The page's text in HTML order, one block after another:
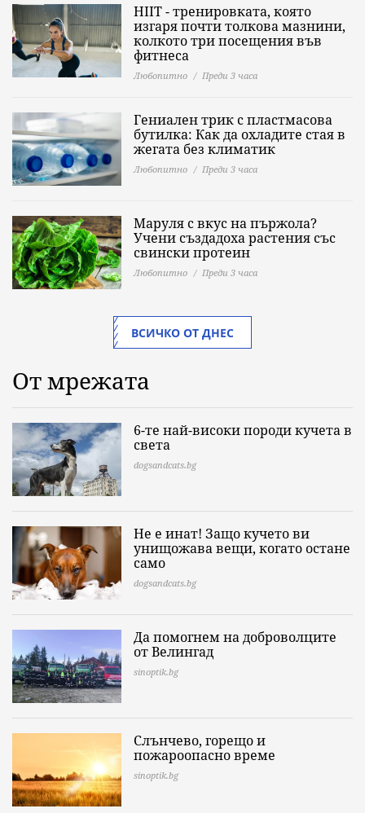
HIIT - тренировката, която
изгаря почти толкова мазнини,
колкото три посещения във
фитнеса
Любопитно Преди 3 часа
Гениален трик с пластмасова
бутилка: Как да охладите стая в
жегата без климатик
Любопитно Преди 3 часа
Маруля с вкус на пържола?
Учени създадоха растения със
свински протеин
Любопитно Преди 3 часа
ВСИЧКО ОТ ДНЕС
От мрежата
6-те най-високи породи кучета в
света
dogsandcats.bg
Не е инат! Защо кучето ви
унищожава вещи, когато остане
само
dogsandcats.bg
Да помогнем на доброволците
от Велингад
sinoptik.bg
Слънчево, горещо и
пожароопасно време
sinoptik.bg